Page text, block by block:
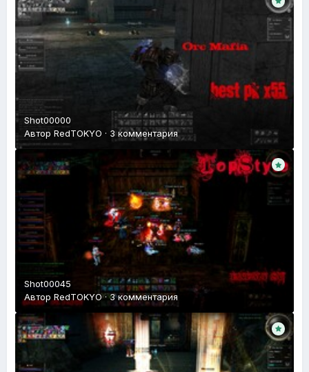
Shot00000
Автор RedTOKYO · 3 комментария
Shot00045
Автор RedTOKYO·3 комментария